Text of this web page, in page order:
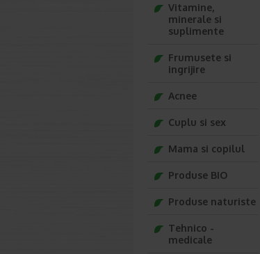
Vitamine,
minerale si
suplimente
Frumusete si
ingrijire
Acnee
Cuplu si sex
Mama si copilul
Produse BIO
Produse naturiste
Tehnico -
medicale